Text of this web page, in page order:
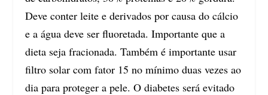
Deve conter leite e derivados por causa do cálcio
e a água deve ser fluoretada. Importante que a
dieta seja fracionada. Também é importante usar
filtro solar com fator 15 no mínimo duas vezes ao
dia para proteger a pele. O diabetes será evitado